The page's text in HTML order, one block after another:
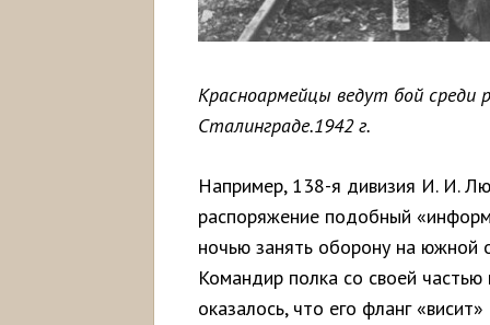
Красноармейцы ведут бой среди
Сталинграде.1942 г.
Например, 138-я дивизия И. И.
распоряжение подобный
ночью занять оборону на южной
Командир полка со своей
оказалось, что его фланг